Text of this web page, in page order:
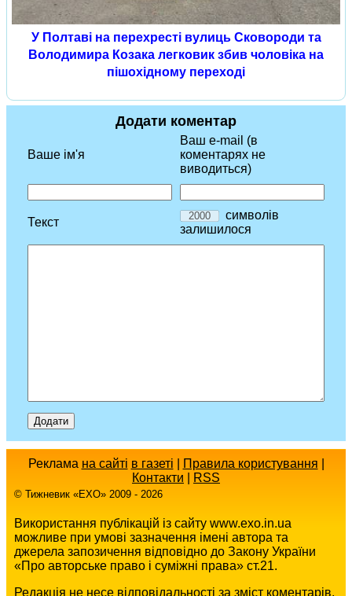
У Полтаві на перехресті вулиць Сковороди та
Володимира Козака легковик збив чоловіка на
пішохідному переході
Додати коментар
Ваше ім'я
Ваш e-mail (в
коментарях не
виводиться)
Текст
символів
залишилося
Реклама на сайті в газеті Правила користування
Контакти
RSS
© Тижневик «EХO» 2009 - 2026
Використання публікацій із сайту www.exo.in.ua
можливе при умові зазначення імені автора та
джерела запозичення відповідно до Закону України
«Про авторське право і суміжні права» ст.21.
Редакція не несе відповідальності за зміст коментарів,